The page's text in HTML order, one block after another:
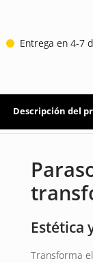
Entrega en 4-7
Descripción del
Estética
Transforma